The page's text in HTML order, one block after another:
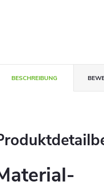
BESCHREIBUNG